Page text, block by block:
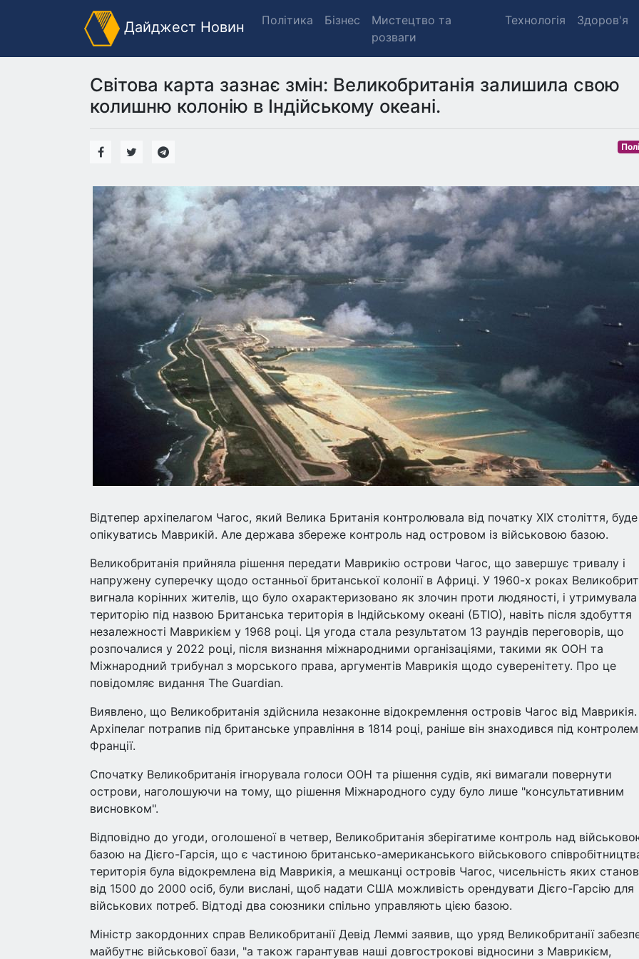
Дайджест Новин Політика Бізнес
Мистецтво та
розваги
Технологія Здоров'я
Світова карта зазнає змін: Великобританія залишила свою
колишню колонію в Індійському океані.
Відтепер архіпелагом Чагос, який Велика Британія контролювала від початку ХІХ століття, буде
опікуватись Маврикій. Але держава збереже контроль над островом із військовою базою.
Великобританія прийняла рішення передати Маврикію острови Чагос, що завершує тривалу і
напружену суперечку щодо останньої британської колонії в Африці. У 1960-х роках
вигнала корінних жителів, що було охарактеризовано як злочин проти людяності, і
територію під назвою Британська територія в Індійському океані (БТІО), навіть після здобуття
незалежності Маврикієм у 1968 році. Ця угода стала результатом 13 раундів переговорів, що
розпочалися у 2022 році, після визнання міжнародними організаціями, такими як ООН та
Міжнародний трибунал з морського права, аргументів Маврикія щодо суверенітету. Про це
повідомляє видання The Guardian.
Виявлено, що Великобританія здійснила незаконне відокремлення островів Чагос від Маврикія.
Архіпелаг потрапив під британське управління в 1814 році, раніше він знаходився під контролем
Франції.
Спочатку Великобританія ігнорувала голоси ООН та рішення судів, які вимагали повернути
острови, наголошуючи на тому, що рішення Міжнародного суду було лише "консультативним
висновком".
Відповідно до угоди, оголошеної в четвер, Великобританія зберігатиме контроль над
базою на Дієго-Гарсія, що є частиною британсько-американського військового
територія була відокремлена від Маврикія, а мешканці островів Чагос, чисельність яких
від 1500 до 2000 осіб, були вислані, щоб надати США можливість орендувати Дієго-Гарсію для
військових потреб. Відтоді два союзники спільно управляють цією базою.
Міністр закордонних справ Великобританії Девід Леммі заявив, що уряд Великобританії
майбутнє військової бази, "а також гарантував наші довгострокові відносини з Маврикієм,